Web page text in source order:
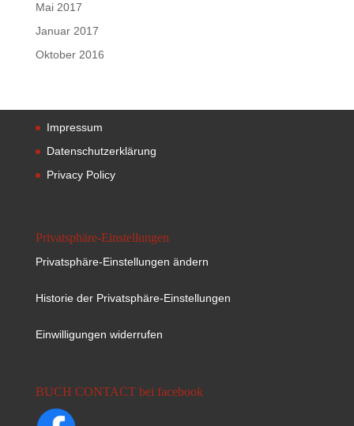
Mai 2017
Januar 2017
Oktober 2016
Impressum
Datenschutzerklärung
Privacy Policy
Privatsphäre-Einstellungen
Privatsphäre-Einstellungen ändern
Historie der Privatsphäre-Einstellungen
Einwilligungen widerrufen
BUCH CONTACT bei facebook